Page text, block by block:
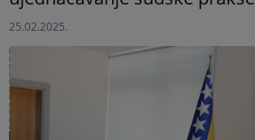
25.02.2025.